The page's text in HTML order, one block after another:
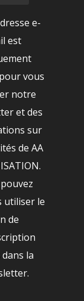
e-
est
vous
notre
et des
sur
de AA
utiliser le
de
la